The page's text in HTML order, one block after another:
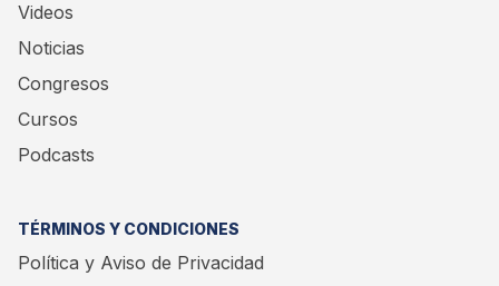
Videos
Noticias
Congresos
Cursos
Podcasts
TÉRMINOS Y CONDICIONES
Política y Aviso de Privacidad